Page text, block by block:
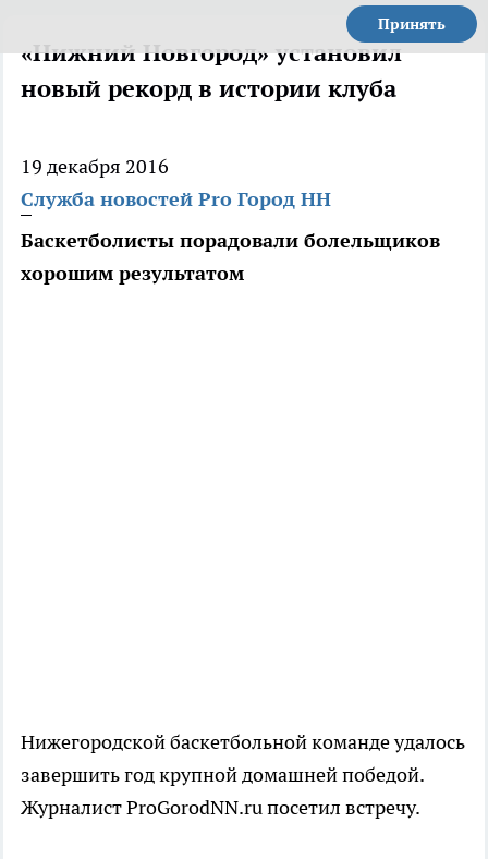
Принять
«Нижний Новгород» установил
новый рекорд в истории клуба
19 декабря 2016
Служба новостей Pro Город НН
Баскетболисты порадовали болельщиков
хорошим результатом
Нижегородской баскетбольной команде удалось
завершить год крупной домашней победой.
Журналист ProGorodNN.ru посетил встречу.